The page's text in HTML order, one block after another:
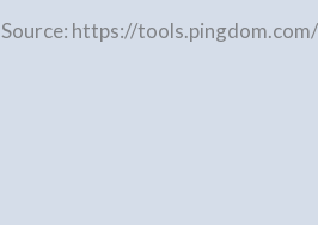
Source: https://tools.pingdom.com/